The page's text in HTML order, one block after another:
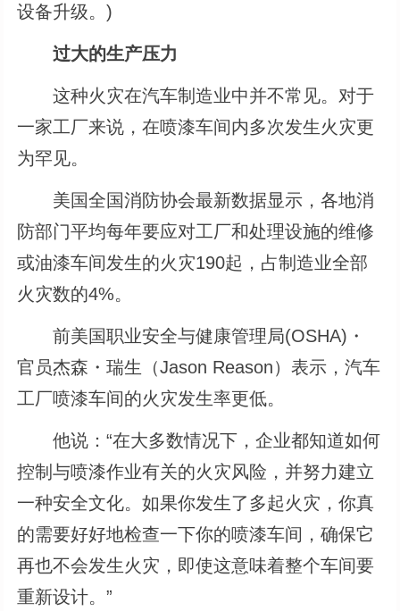
设备升级。)
过大的生产压力
这种火灾在汽车制造业中并不常见。对于
一家工厂来说，在喷漆车间内多次发生火灾更
为罕见。
美国全国消防协会最新数据显示，各地消
防部门平均每年要应对工厂和处理设施的维修
或油漆车间发生的火灾190起，占制造业全部
火灾数的4%。
前美国职业安全与健康管理局(OSHA)・
官员杰森・瑞生（Jason Reason）表示，汽车
工厂喷漆车间的火灾发生率更低。
他说：“在大多数情况下，企业都知道如何
控制与喷漆作业有关的火灾风险，并努力建立
一种安全文化。如果你发生了多起火灾，你真
的需要好好地检查一下你的喷漆车间，确保它
再也不会发生火灾，即使这意味着整个车间要
重新设计。”